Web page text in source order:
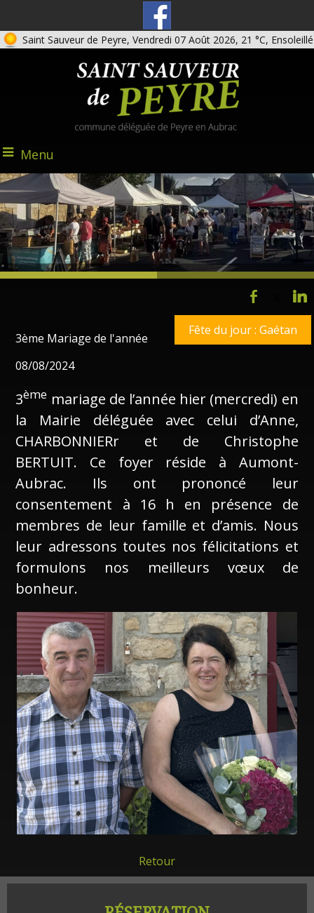
Saint Sauveur de Peyre, Vendredi 07 Août 2026, 21 °C, Ensoleillé
Menu
@
Fête du jour : Gaétan
3ème Mariage de l'année
08/08/2024
3ème mariage de l’année hier (mercredi) en
la Mairie déléguée avec celui d’Anne,
CHARBONNIERr et de Christophe
BERTUIT. Ce foyer réside à Aumont-
Aubrac. Ils ont prononcé leur
consentement à 16 h en présence de
membres de leur famille et d’amis. Nous
leur adressons toutes nos félicitations et
formulons nos meilleurs vœux de
bonheur.
Retour